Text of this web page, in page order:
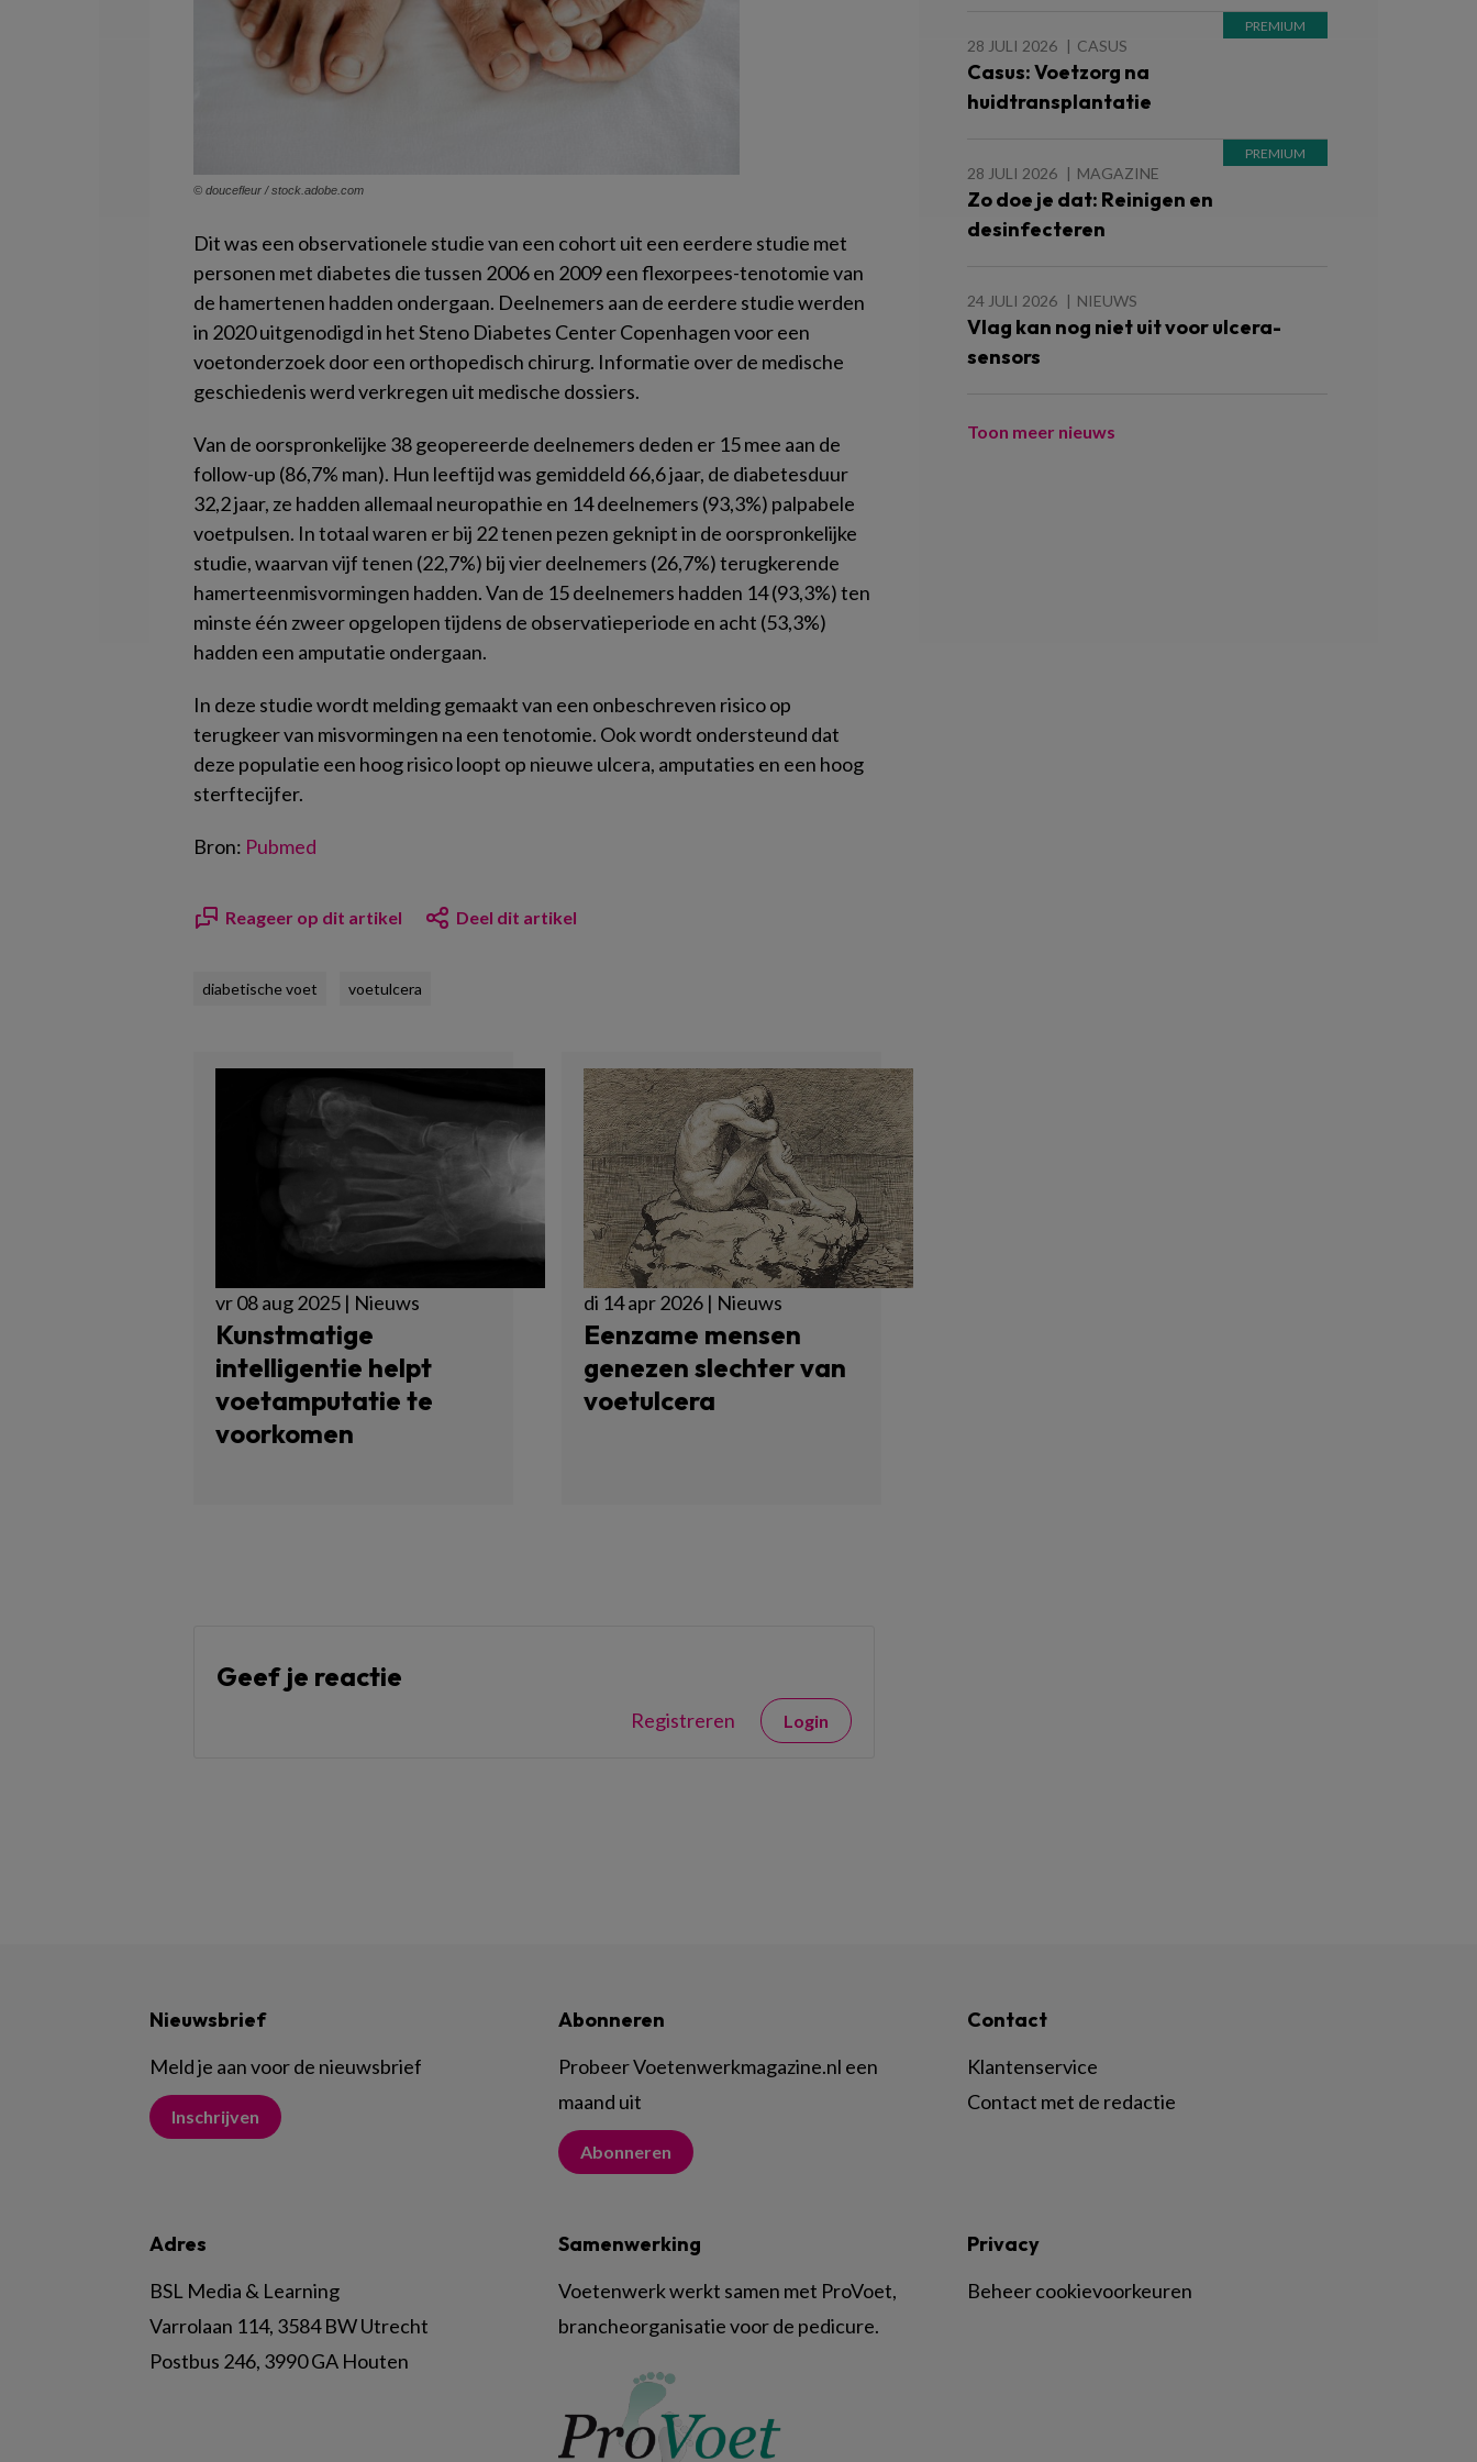
© doucefleur / stock.adobe.com
Dit was een observationele studie van een cohort uit een eerdere studie met
personen met diabetes die tussen 2006 en 2009 een flexorpees-tenotomie van
de hamertenen hadden ondergaan. Deelnemers aan de eerdere studie werden
in 2020 uitgenodigd in het Steno Diabetes Center Copenhagen voor een
voetonderzoek door een orthopedisch chirurg. Informatie over de medische
geschiedenis werd verkregen uit medische dossiers.
Van de oorspronkelijke 38 geopereerde deelnemers deden er 15 mee aan de
follow-up (86,7% man). Hun leeftijd was gemiddeld 66,6 jaar, de diabetesduur
32,2 jaar, ze hadden allemaal neuropathie en 14 deelnemers (93,3%) palpabele
voetpulsen. In totaal waren er bij 22 tenen pezen geknipt in de oorspronkelijke
studie, waarvan vijf tenen (22,7%) bij vier deelnemers (26,7%) terugkerende
hamerteenmisvormingen hadden. Van de 15 deelnemers hadden 14 (93,3%) ten
minste één zweer opgelopen tijdens de observatieperiode en acht (53,3%)
hadden een amputatie ondergaan.
In deze studie wordt melding gemaakt van een onbeschreven risico op
terugkeer van misvormingen na een tenotomie. Ook wordt ondersteund dat
deze populatie een hoog risico loopt op nieuwe ulcera, amputaties en een hoog
sterftecijfer.
Bron: Pubmed
Reageer op dit artikel Deel dit artikel
diabetische voet voetulcera
vr 08 aug 2025 | Nieuws
Kunstmatige
intelligentie helpt
voetamputatie te
voorkomen
di 14 apr 2026 | Nieuws
Eenzame mensen
genezen slechter van
voetulcera
Geef je reactie
Registreren Login
28 JULI 2026 CASUS
Casus: Voetzorg na
huidtransplantatie
28 JULI 2026 MAGAZINE
Zo doe je dat: Reinigen en
desinfecteren
24 JULI 2026 NIEUWS
Vlag kan nog niet uit voor ulcera-
sensors
Toon meer nieuws
Nieuwsbrief
Meld je aan voor de nieuwsbrief
Inschrijven
Abonneren
Probeer Voetenwerkmagazine.nl een
maand uit
Abonneren
Contact
Klantenservice
Contact met de redactie
Adres
BSL Media & Learning
Varrolaan 114, 3584 BW Utrecht
Postbus 246, 3990 GA Houten
Samenwerking
Voetenwerk werkt samen met ProVoet,
brancheorganisatie voor de pedicure.
Privacy
Beheer cookievoorkeuren